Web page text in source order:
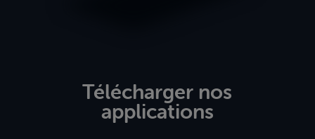
Télécharger nos
applications